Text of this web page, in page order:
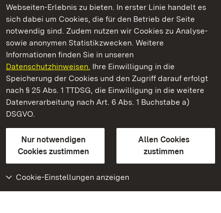
Webseiten-Erlebnis zu bieten. In erster Linie handelt es
sich dabei um Cookies, die für den Betrieb der Seite
notwendig sind. Zudem nutzen wir Cookies zu Analyse-
sowie anonymen Statistikzwecken. Weitere
Informationen finden Sie in unseren
Datenschutzhinweisen. Ihre Einwilligung in die
Speicherung der Cookies und den Zugriff darauf erfolgt
nach § 25 Abs. 1 TTDSG, die Einwilligung in die weitere
Datenverarbeitung nach Art. 6 Abs. 1 Buchstabe a)
DSGVO.
Nur notwendigen
Cookies zustimmen
Allen Cookies
zustimmen
Cookie-Einstellungen anzeigen
Kommen. Staunen. Genießen.
Schloss Bruchsal
Staatliche Schlösser und Gärten Baden-Württemberg
Kontakt
GebärdenspracheLeichte Sprache
Erklärung zur Barrierefreiheit
BITV-konform (geprüfte Seiten)
Weiteres